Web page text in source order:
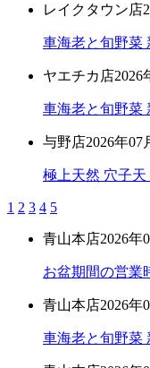
レイクタウン店
車海老と旬野菜
ヤエチカ店2026
車海老と旬野菜
与野店2026年07
極上天然 穴子天
1 2 3 4 5
青山本店2026年
お盆期間の営業
青山本店2026年
車海老と旬野菜